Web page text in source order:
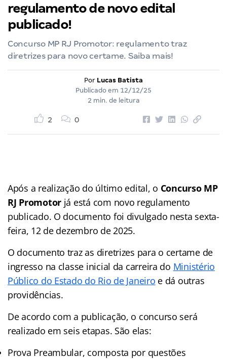
regulamento de novo edital
publicado!
Concurso MP RJ Promotor: regulamento traz
diretrizes para novo certame. Saiba mais!
Por Lucas Batista
Publicado em 12/12/25
2 min. de leitura
2 0
Após a realização do último edital, o Concurso MP
RJ Promotor já está com novo regulamento
publicado. O documento foi divulgado nesta sexta-
feira, 12 de dezembro de 2025.
O documento traz as diretrizes para o certame de
ingresso na classe inicial da carreira do Ministério
Público do Estado do Rio de Janeiro e dá outras
providências.
De acordo com a publicação, o concurso será
realizado em seis etapas. São elas:
Prova Preambular, composta por questões